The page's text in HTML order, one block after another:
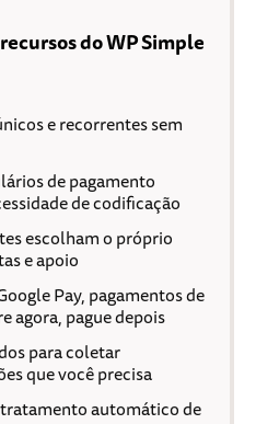
do WP Simple
e recorrentes sem
de pagamento
de codificação
escolham o próprio
e apoio
Pay, pagamentos de
agora, pague depois
para coletar
que você precisa
automático de